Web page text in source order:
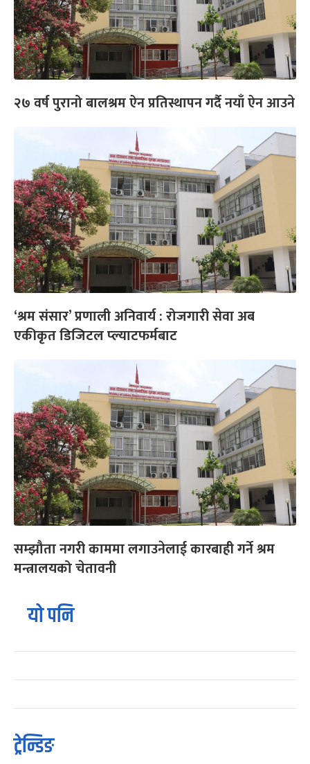
२७ वर्ष पुरानो बालश्रम ऐन प्रतिस्थापन गर्दै नयाँ ऐन आउने
‘श्रम संसार’ प्रणाली अनिवार्य : रोजगारी सेवा अब
एकीकृत डिजिटल प्ल्याटफर्मबाट
सम्झौता नगरी काममा लगाउनेलाई कारबाही गर्ने श्रम
मन्त्रालयको चेतावनी
यो पनि
ट्रेन्डिङ